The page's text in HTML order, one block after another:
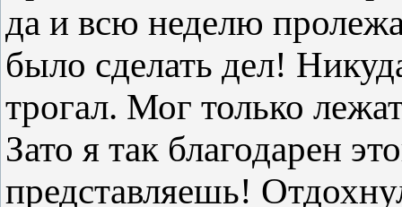
да и всю неделю
было сделать дел!
трогал. Мог только
Зато я так благодарен
представляешь!